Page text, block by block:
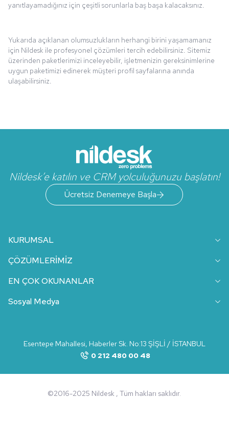
yanıtlayamadığınız için çeşitli sorunlarla baş başa kalacaksınız.
Yukarıda açıklanan olumsuzlukların herhangi birini yaşamamanız
için Nildesk ile profesyonel çözümleri tercih edebilirsiniz. Sitemiz
üzerinden paketlerimizi inceleyebilir, işletmenizin gereksinimlerine
uygun paketimizi edinerek müşteri profil sayfalarına anında
ulaşabilirsiniz.
Nildesk’e katılın ve CRM yolculuğunuzu başlatın!
Ücretsiz Denemeye Başla
KURUMSAL
ÇÖZÜMLERİMİZ
EN ÇOK OKUNANLAR
Sosyal Medya
0 212 480 00 48
Esentepe Mahallesi, Haberler Sk. No:13 ŞİŞLİ / İSTANBUL
©2016-2025 Nildesk , Tüm hakları saklıdır.